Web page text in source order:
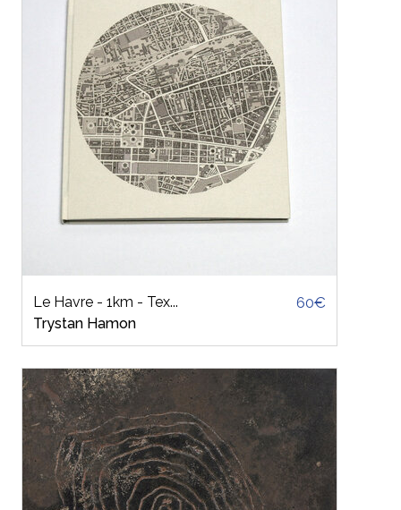
Le Havre - 1km - Tex...
Trystan Hamon
60€